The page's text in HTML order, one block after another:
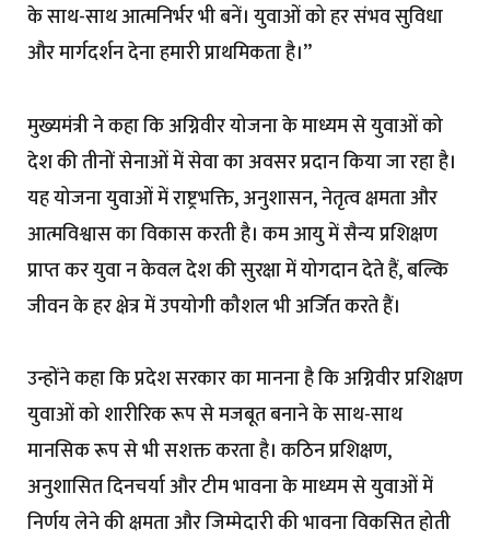
के साथ-साथ आत्मनिर्भर भी बनें। युवाओं को हर संभव सुविधा
और मार्गदर्शन देना हमारी प्राथमिकता है।”
मुख्यमंत्री ने कहा कि अग्निवीर योजना के माध्यम से युवाओं को
देश की तीनों सेनाओं में सेवा का अवसर प्रदान किया जा रहा है।
यह योजना युवाओं में राष्ट्रभक्ति, अनुशासन, नेतृत्व क्षमता और
आत्मविश्वास का विकास करती है। कम आयु में सैन्य प्रशिक्षण
प्राप्त कर युवा न केवल देश की सुरक्षा में योगदान देते हैं, बल्कि
जीवन के हर क्षेत्र में उपयोगी कौशल भी अर्जित करते हैं।
उन्होंने कहा कि प्रदेश सरकार का मानना है कि अग्निवीर प्रशिक्षण
युवाओं को शारीरिक रूप से मजबूत बनाने के साथ-साथ
मानसिक रूप से भी सशक्त करता है। कठिन प्रशिक्षण,
अनुशासित दिनचर्या और टीम भावना के माध्यम से युवाओं में
निर्णय लेने की क्षमता और जिम्मेदारी की भावना विकसित होती